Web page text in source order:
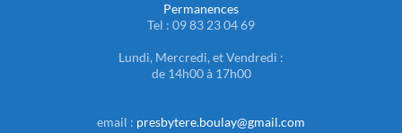
Permanences
Tel : 09 83 23 04 69
Lundi, Mercredi, et Vendredi :
de 14h00 à 17h00
email : presbytere.boulay@gmail.com